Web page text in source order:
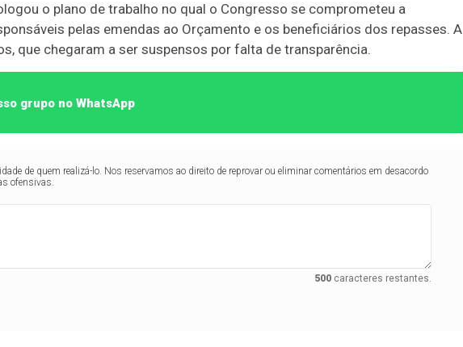
o plano de trabalho no qual o Congresso se comprometeu a
pelas emendas ao Orçamento e os beneficiários dos repasses. A
que chegaram a ser suspensos por falta de transparência.
grupo no WhatsApp
de quem realizá-lo. Nos reservamos ao direito de reprovar ou eliminar comentários em desacordo
ofensivas.
500caracteres restantes.